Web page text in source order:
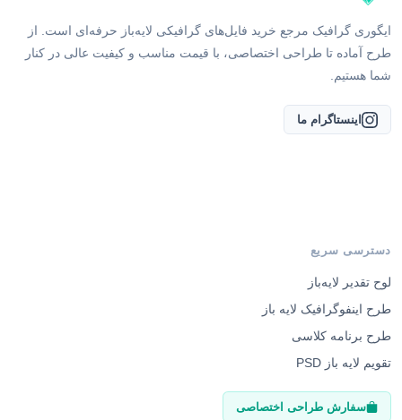
ایگوری گرافیک مرجع خرید فایل‌های گرافیکی لایه‌باز حرفه‌ای است. از
طرح آماده تا طراحی اختصاصی، با قیمت مناسب و کیفیت عالی در کنار
شما هستیم.
اینستاگرام ما
دسترسی سریع
لوح تقدیر لایه‌باز
طرح اینفوگرافیک لایه باز
طرح برنامه کلاسی
تقویم لایه باز PSD
سفارش طراحی اختصاصی